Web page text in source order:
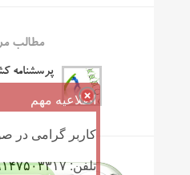
مطالب
پرسشنامه
اطلاعیه مهم
کاربر گرامی در
تلفن: ۰۹۱۴۷۵۰۳۳۱۷ (تلگرام یا تماس)